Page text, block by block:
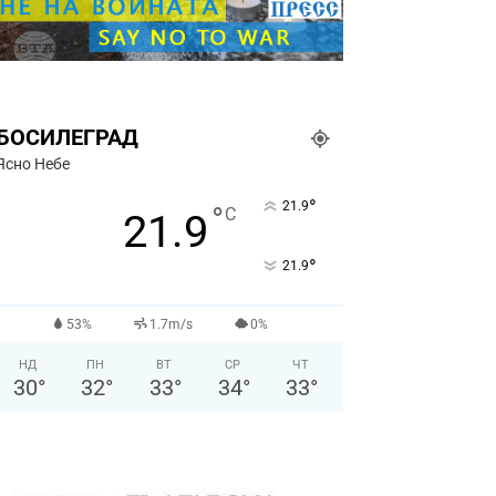
Небе
21.9 °C 21.9°
21.9°
53% 1.7m/s 0%
НД
30°
ПН
32°
ВТ
33°
СР
34°
ЧТ
33°